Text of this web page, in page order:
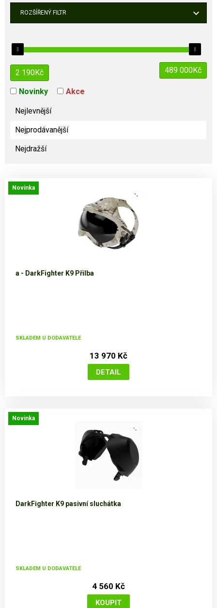
ROZŠÍŘENÝ FILTR
2 190Kč 489 000Kč
Novinky Akce
Nejlevnější
Nejprodávanější
Nejdražší
Novinka
a - DarkFighter K9 Přilba
SKLADEM U DODAVATELE
13 970 Kč
Novinka
DarkFighter K9 pasivní sluchátka
SKLADEM U DODAVATELE
4 560 Kč